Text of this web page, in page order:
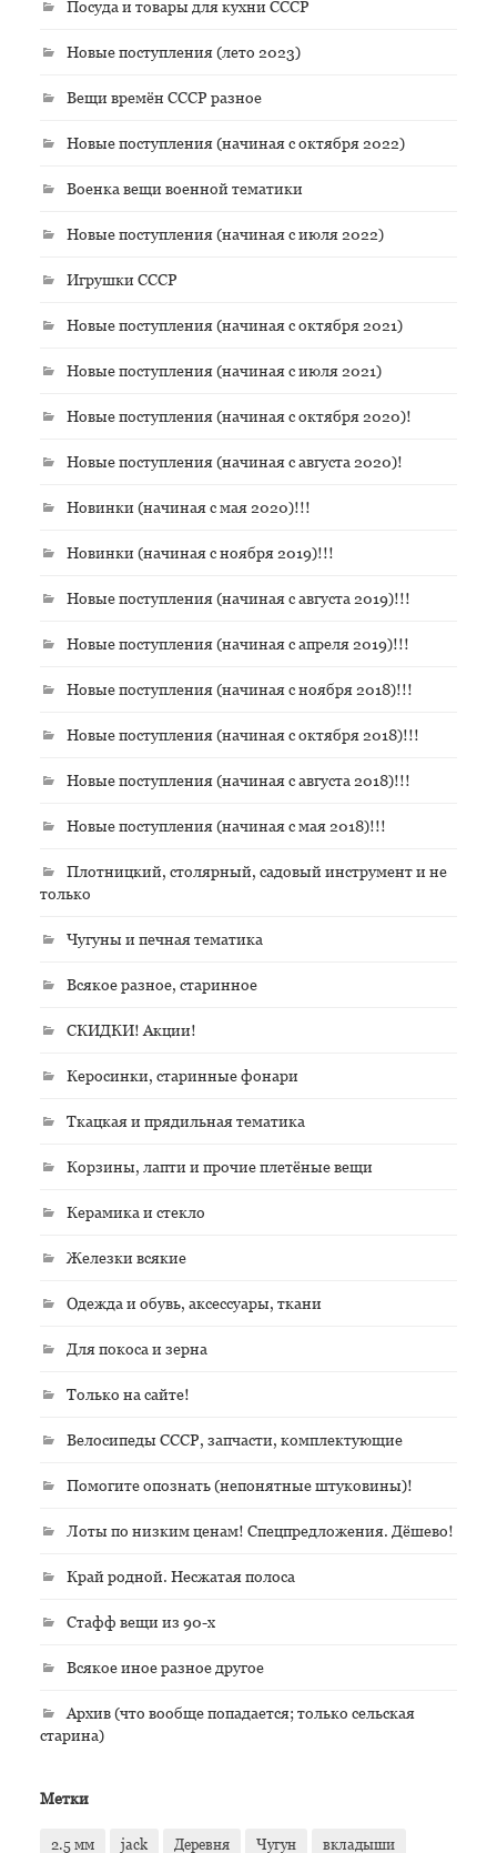
Посуда и товары для кухни СССР
Новые поступления (лето 2023)
Вещи времён СССР разное
Новые поступления (начиная с октября 2022)
Военка вещи военной тематики
Новые поступления (начиная с июля 2022)
Игрушки СССР
Новые поступления (начиная с октября 2021)
Новые поступления (начиная с июля 2021)
Новые поступления (начиная с октября 2020)!
Новые поступления (начиная с августа 2020)!
Новинки (начиная с мая 2020)!!!
Новинки (начиная с ноября 2019)!!!
Новые поступления (начиная с августа 2019)!!!
Новые поступления (начиная с апреля 2019)!!!
Новые поступления (начиная с ноября 2018)!!!
Новые поступления (начиная с октября 2018)!!!
Новые поступления (начиная с августа 2018)!!!
Новые поступления (начиная с мая 2018)!!!
Плотницкий, столярный, садовый инструмент и не
только
Чугуны и печная тематика
Всякое разное, старинное
СКИДКИ! Акции!
Керосинки, старинные фонари
Ткацкая и прядильная тематика
Корзины, лапти и прочие плетёные вещи
Керамика и стекло
Железки всякие
Одежда и обувь, аксессуары, ткани
Для покоса и зерна
Только на сайте!
Велосипеды СССР, запчасти, комплектующие
Помогите опознать (непонятные штуковины)!
Лоты по низким ценам! Спецпредложения. Дёшево!
Край родной. Несжатая полоса
Стафф вещи из 90-х
Всякое иное разное другое
Архив (что вообще попадается; только сельская
старина)
Метки
2.5 мм jack Деревня Чугун вкладыши